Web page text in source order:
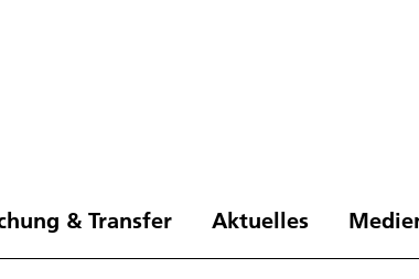
& Transfer Aktuelles